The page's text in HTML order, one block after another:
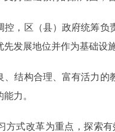
区（县）政府统筹负
先发展地位并作为基础设
构合理、富有活力的
力。
式改革为重点，探索有